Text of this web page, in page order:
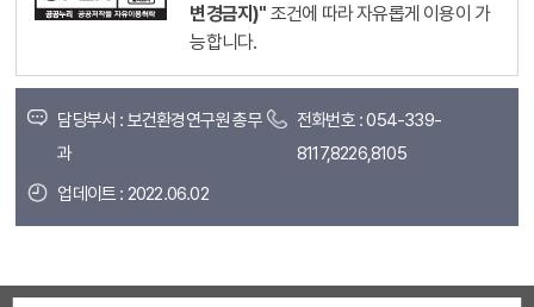
변경금지)" 조건에 따라 자유롭게 이용이 가
능합니다.
담당부서 : 보건환경연구원 총무
과
전화번호 : 054-339-
8117,8226,8105
업데이트 : 2022.06.02